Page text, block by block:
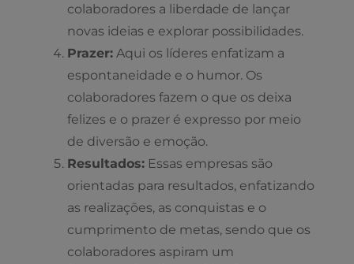
colaboradores a liberdade de lançar
novas ideias e explorar possibilidades.
Prazer: Aqui os líderes enfatizam a
espontaneidade e o humor. Os
colaboradores fazem o que os deixa
felizes e o prazer é expresso por meio
de diversão e emoção.
Resultados: Essas empresas são
orientadas para resultados, enfatizando
as realizações, as conquistas e o
cumprimento de metas, sendo que os
colaboradores aspiram um